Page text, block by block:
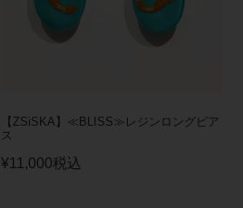
【ZSiSKA】≪BLISS≫レジンロングピア
ス
¥11,000税込